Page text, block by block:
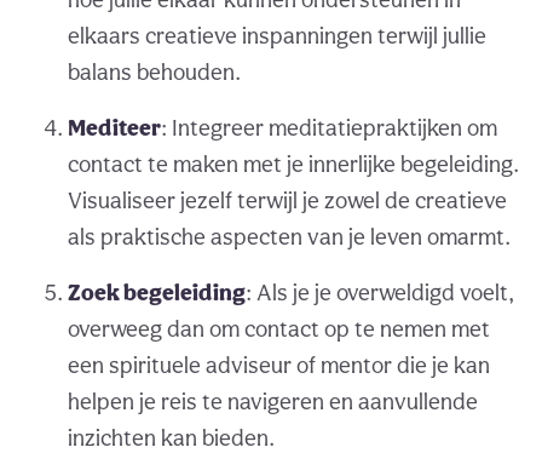
elkaars creatieve inspanningen terwijl jullie
balans behouden.
Mediteer: Integreer meditatiepraktijken om
contact te maken met je innerlijke begeleiding.
Visualiseer jezelf terwijl je zowel de creatieve
als praktische aspecten van je leven omarmt.
Zoek begeleiding: Als je je overweldigd voelt,
overweeg dan om contact op te nemen met
een spirituele adviseur of mentor die je kan
helpen je reis te navigeren en aanvullende
inzichten kan bieden.